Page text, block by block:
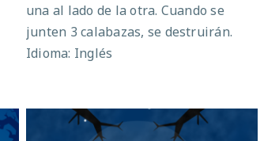
una al lado de la otra. Cuando se
junten 3 calabazas, se destruirán.
Idioma: Inglés